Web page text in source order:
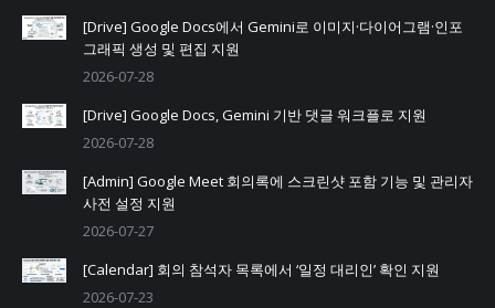
[Drive] Google Docs에서 Gemini로 이미지·다이어그램·인포
그래픽 생성 및 편집 지원
2026-07-28
[Drive] Google Docs, Gemini 기반 댓글 워크플로 지원
2026-07-28
[Admin] Google Meet 회의록에 스크린샷 포함 기능 및 관리자
사전 설정 지원
2026-07-27
[Calendar] 회의 참석자 목록에서 ‘일정 대리인’ 확인 지원
2026-07-23